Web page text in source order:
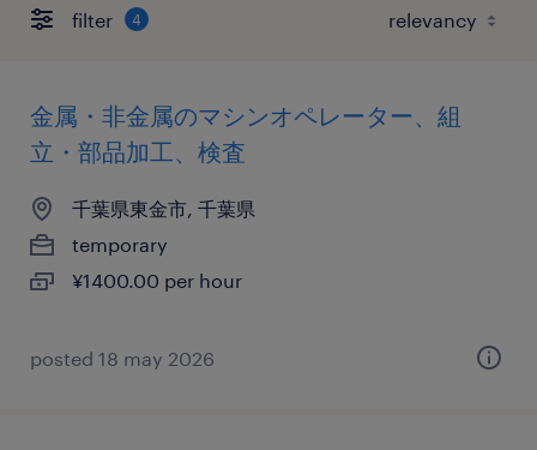
filter 4
金属・非金属のマシンオペレーター、組
立・部品加工、検査
千葉県東金市, 千葉県
temporary
¥1400.00 per hour
posted 18 may 2026